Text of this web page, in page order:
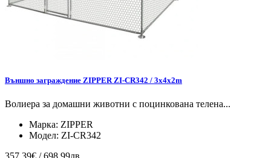
Външно заграждение ZIPPER ZI-CR342 / 3x4x2m
Волиера за домашни животни с поцинкована телена...
Марка: ZIPPER
Модел: ZI-CR342